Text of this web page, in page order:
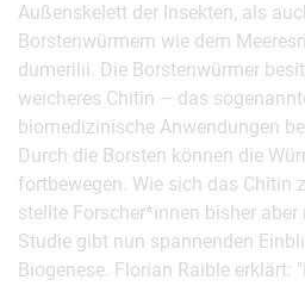
Außenskelett der Insekten, als
Borstenwürmern wie dem
dumerilii. Die Borstenwürmer
weicheres Chitin – das
biomedizinische Anwendungen
Durch die Borsten können die
fortbewegen. Wie sich das Chitin
stellte Forscher*innen bisher
Studie gibt nun spannenden
Biogenese. Florian Raible erklärt: